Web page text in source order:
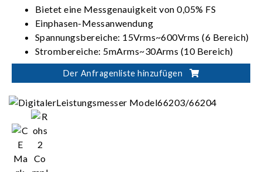
Bietet eine Messgenauigkeit von 0,05% FS
Einphasen-Messanwendung
Spannungsbereiche: 15Vrms~600Vrms (6 Bereich)
Strombereiche: 5mArms~30Arms (10 Bereich)
Erfüllt die Vorgaben von ENERGY STAR/ EN
50564/ IEC 62301/ ErP
Der Anfragenliste hinzufügen